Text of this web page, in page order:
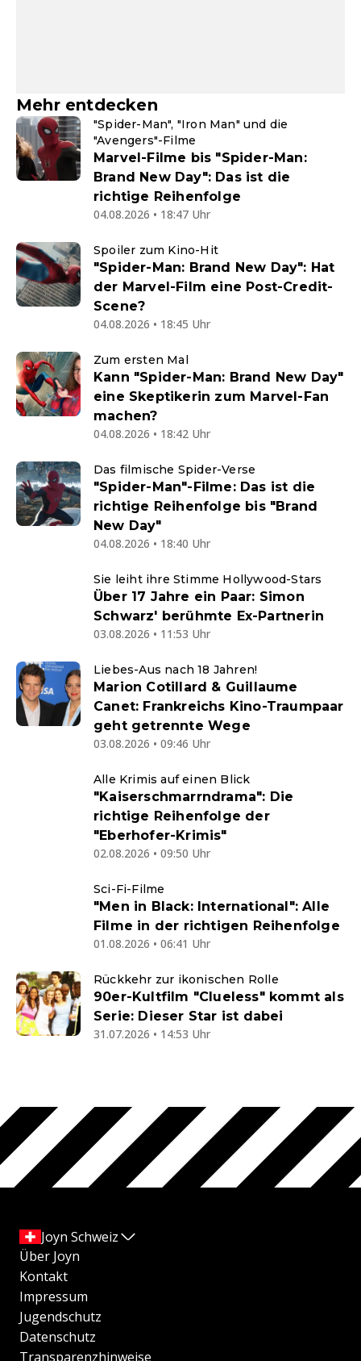
Mehr entdecken
"Spider-Man", "Iron Man" und die
"Avengers"-Filme
Marvel-Filme bis "Spider-Man:
Brand New Day": Das ist die
richtige Reihenfolge
04.08.2026 • 18:47 Uhr
Spoiler zum Kino-Hit
"Spider-Man: Brand New Day": Hat
der Marvel-Film eine Post-Credit-
Scene?
04.08.2026 • 18:45 Uhr
Zum ersten Mal
Kann "Spider-Man: Brand New Day"
eine Skeptikerin zum Marvel-Fan
machen?
04.08.2026 • 18:42 Uhr
Das filmische Spider-Verse
"Spider-Man"-Filme: Das ist die
richtige Reihenfolge bis "Brand
New Day"
04.08.2026 • 18:40 Uhr
Sie leiht ihre Stimme Hollywood-Stars
Über 17 Jahre ein Paar: Simon
Schwarz' berühmte Ex-Partnerin
03.08.2026 • 11:53 Uhr
Liebes-Aus nach 18 Jahren!
Marion Cotillard & Guillaume
Canet: Frankreichs Kino-Traumpaar
geht getrennte Wege
03.08.2026 • 09:46 Uhr
Alle Krimis auf einen Blick
"Kaiserschmarrndrama": Die
richtige Reihenfolge der
"Eberhofer-Krimis"
02.08.2026 • 09:50 Uhr
Sci-Fi-Filme
"Men in Black: International": Alle
Filme in der richtigen Reihenfolge
01.08.2026 • 06:41 Uhr
Rückkehr zur ikonischen Rolle
90er-Kultfilm "Clueless" kommt als
Serie: Dieser Star ist dabei
31.07.2026 • 14:53 Uhr
Joyn Schweiz
Über Joyn
Kontakt
Impressum
Jugendschutz
Datenschutz
Transparenzhinweise